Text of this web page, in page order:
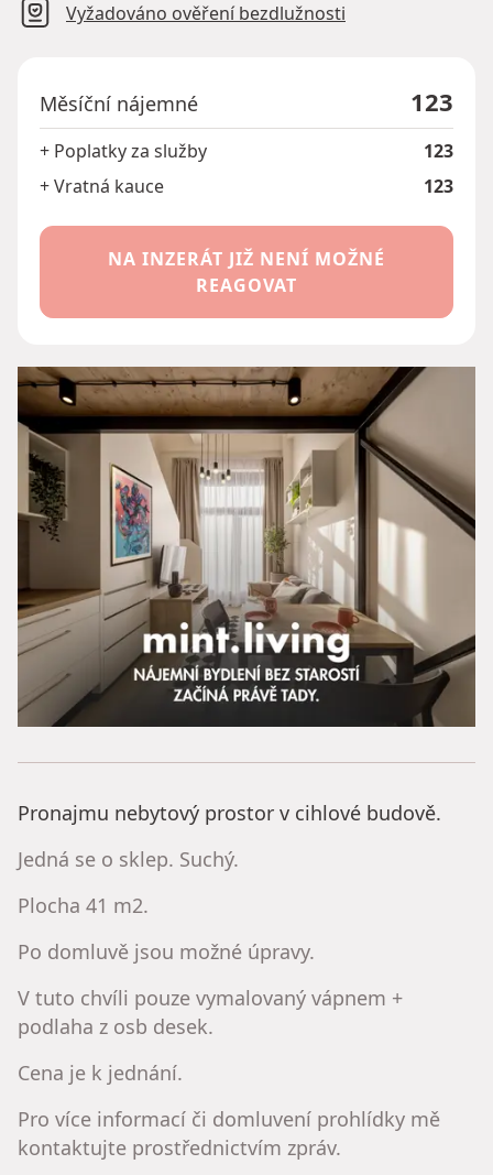
Vyžadováno ověření bezdlužnosti
Měsíční nájemné 123
+ Poplatky za služby
123
+ Vratná kauce
123
NA INZERÁT JIŽ NENÍ MOŽNÉ
REAGOVAT
Pronajmu nebytový prostor v cihlové budově.
Jedná se o sklep. Suchý.
Plocha 41 m2.
Po domluvě jsou možné úpravy.
V tuto chvíli pouze vymalovaný vápnem +
podlaha z osb desek.
Cena je k jednání.
Pro více informací či domluvení prohlídky mě
kontaktujte prostřednictvím zpráv.